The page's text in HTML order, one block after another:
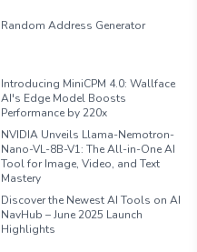
Random Address Generator
Introducing MiniCPM 4.0: Wallface
AI's Edge Model Boosts
Performance by 220x
NVIDIA Unveils Llama-Nemotron-
Nano-VL-8B-V1: The All-in-One AI
Tool for Image, Video, and Text
Mastery
Discover the Newest AI Tools on AI
NavHub – June 2025 Launch
Highlights